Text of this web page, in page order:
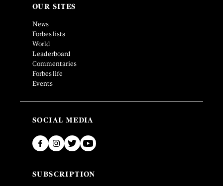
OUR SITES
News
Forbes lists
World
Leaderboard
Commentaries
Forbes life
Events
SOCIAL MEDIA
SUBSCRIPTION